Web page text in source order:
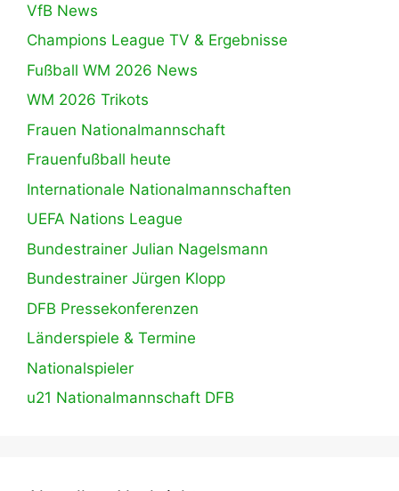
VfB News
Champions League TV & Ergebnisse
Fußball WM 2026 News
WM 2026 Trikots
Frauen Nationalmannschaft
Frauenfußball heute
Internationale Nationalmannschaften
UEFA Nations League
Bundestrainer Julian Nagelsmann
Bundestrainer Jürgen Klopp
DFB Pressekonferenzen
Länderspiele & Termine
Nationalspieler
u21 Nationalmannschaft DFB